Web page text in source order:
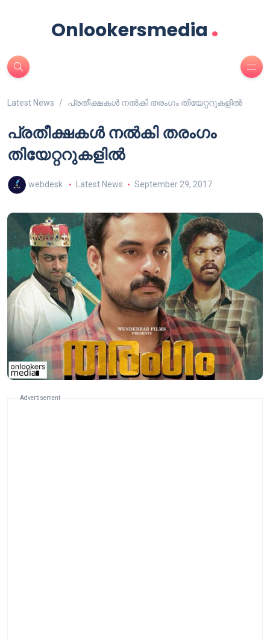
Onlookersmedia .
Latest News പ്രതീക്ഷകള്‍ നല്‍കി തരംഗം തിയേറ്ററുകളില്‍
പ്രതീക്ഷകള്‍ നല്‍കി തരംഗം
തിയേറ്ററുകളില്‍
webdesk Latest News September 29, 2017
Advertisement